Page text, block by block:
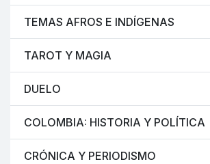
TEMAS AFROS E INDÍGENAS
TAROT Y MAGIA
DUELO
COLOMBIA: HISTORIA Y POLÍTICA
CRÓNICA Y PERIODISMO